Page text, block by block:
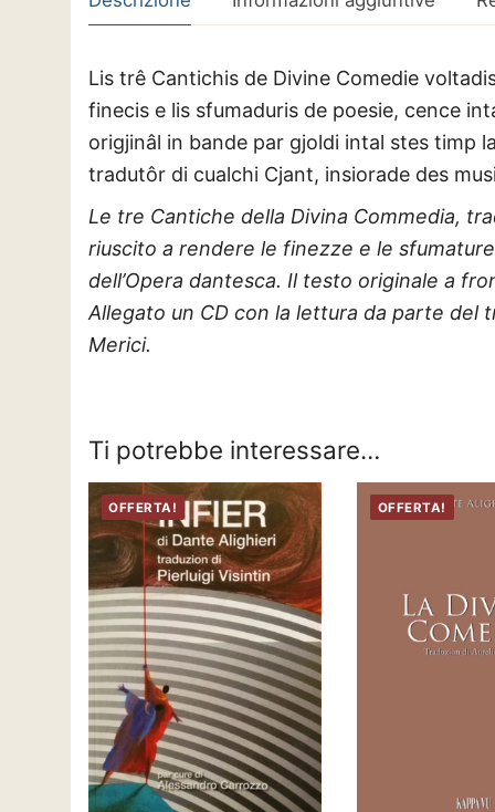
Lis trê Cantichis de Divine Comedie
finecis e lis sfumaduris de poesie, cence
origjinâl in bande par gjoldi intal stes timp
tradutôr di cualchi Cjant, insiorade des
Le tre Cantiche della Divina Commedia,
riuscito a rendere le finezze e le
dell’Opera dantesca. Il testo originale a
Allegato un CD con la lettura da parte del
Merici.
Ti potrebbe interessare…
OFFERTA! OFFERTA!